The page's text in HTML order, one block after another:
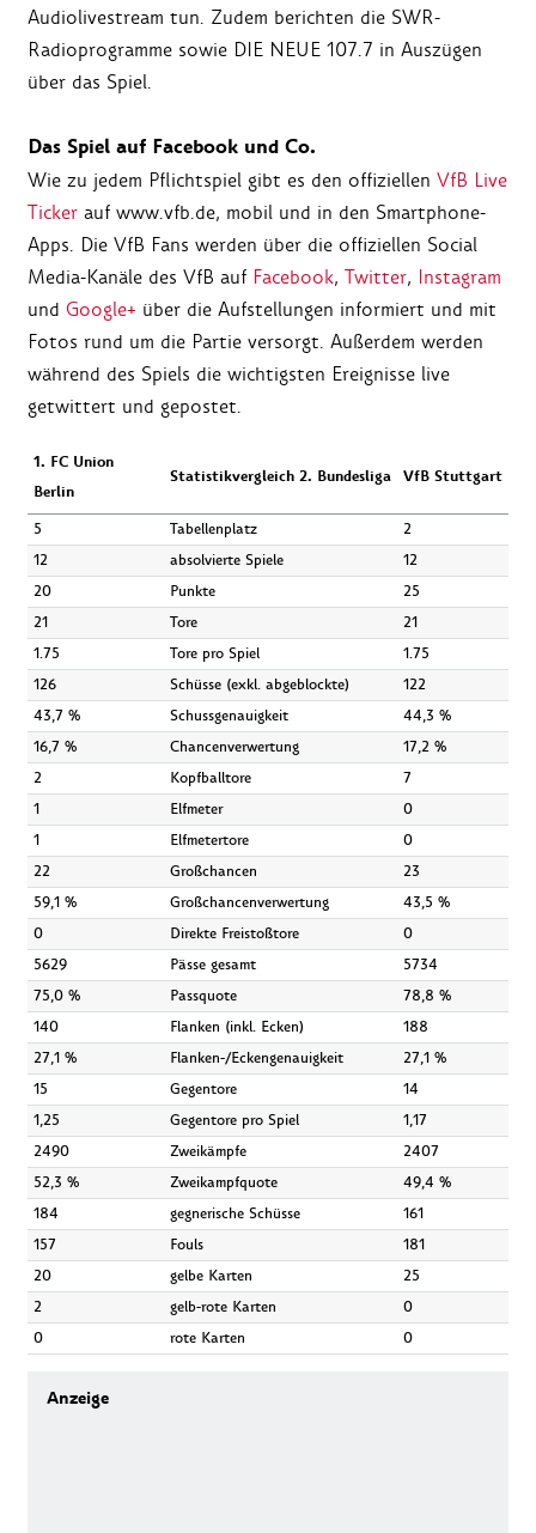
Audiolivestream tun. Zudem berichten die SWR-
Radioprogramme sowie DIE NEUE 107.7 in Auszügen
über das Spiel.
Das Spiel auf Facebook und Co.
Wie zu jedem Pflichtspiel gibt es den offiziellen VfB Live
Ticker auf www.vfb.de, mobil und in den Smartphone-
Apps. Die VfB Fans werden über die offiziellen Social
Media-Kanäle des VfB auf Facebook, Twitter, Instagram
und Google+ über die Aufstellungen informiert und mit
Fotos rund um die Partie versorgt. Außerdem werden
während des Spiels die wichtigsten Ereignisse live
getwittert und gepostet.
1. FC Union
Berlin
Statistikvergleich 2. Bundesliga VfB Stuttgart
5 Tabellenplatz
2
12
absolvierte Spiele
12
20
Punkte
25
21
Tore
21
1.75
Tore pro Spiel
1.75
126
Schüsse (exkl. abgeblockte)
122
43,7 %
Schussgenauigkeit
44,3 %
16,7 %
Chancenverwertung
17,2 %
2
Kopfballtore
7
1
Elfmeter
0
1
Elfmetertore
0
22
Großchancen
23
59,1 %
Großchancenverwertung
43,5 %
0
Direkte Freistoßtore
0
5629
Pässe gesamt
5734
75,0 %
Passquote
78,8 %
140
Flanken (inkl. Ecken)
188
27,1 %
Flanken-/Eckengenauigkeit
27,1 %
15
Gegentore
14
1,25
Gegentore pro Spiel
1,17
2490
Zweikämpfe
2407
52,3 %
Zweikampfquote
49,4 %
184
gegnerische Schüsse
161
157
Fouls
181
20
gelbe Karten
25
2
gelb-rote Karten
0
0
rote Karten 0